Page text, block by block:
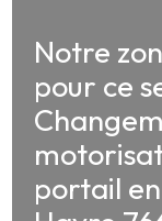
Notre
pour ce
portail